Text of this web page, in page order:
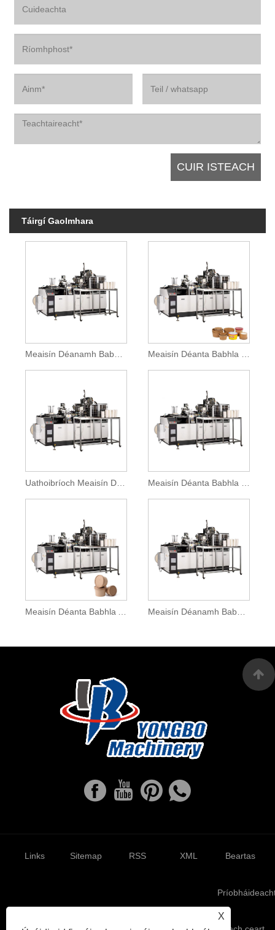
Táirgí Gaolmhara
Meaisín Déanamh Babhla Páipéir Chliste Ardluais
Uathoibríoch Meaisín Déanamh Babhla Páipéir
X
Links Sitemap RSS XML Beartas